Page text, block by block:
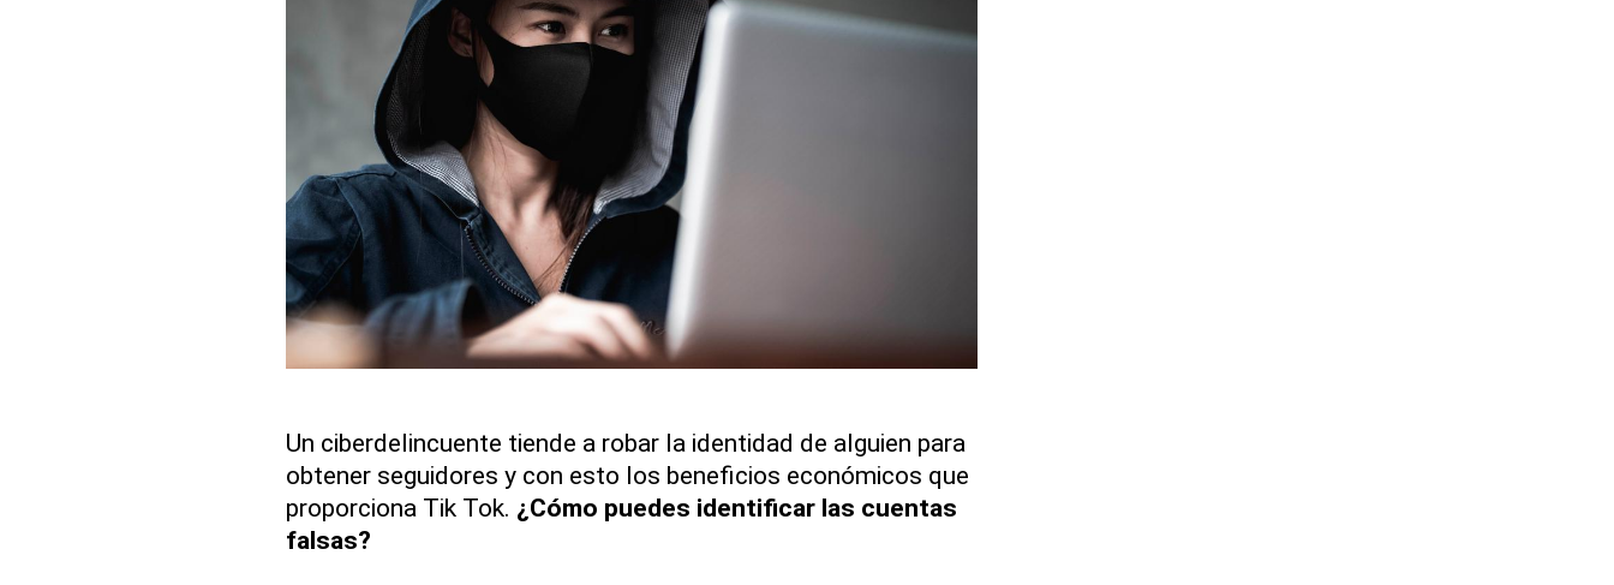
Un ciberdelincuente tiende a robar la identidad de alguien para
obtener seguidores y con esto los beneficios económicos que
proporciona Tik Tok. ¿Cómo puedes identificar las cuentas
falsas?